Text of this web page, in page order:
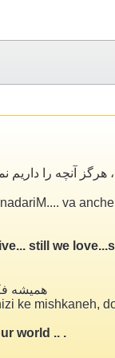
آنچه را
va
still we
همیشه
ke mishkaneh,
world .. .